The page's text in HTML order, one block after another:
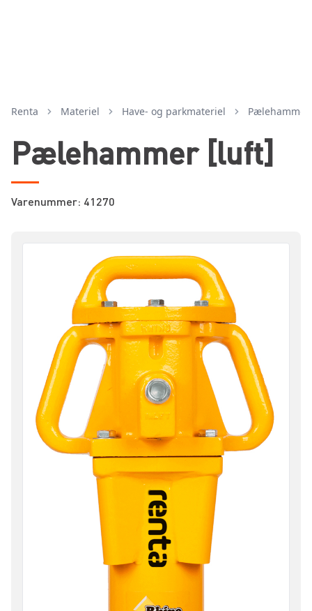
Renta Materiel have- og parkmateriel pælehammer
Pælehammer [luft]
Varenummer: 41270